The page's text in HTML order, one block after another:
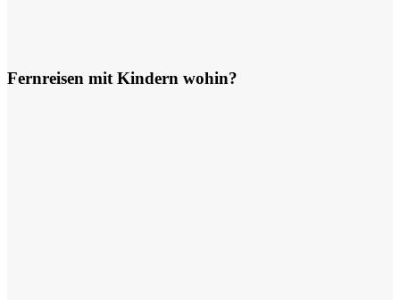
Fernreisen mit Kindern wohin?